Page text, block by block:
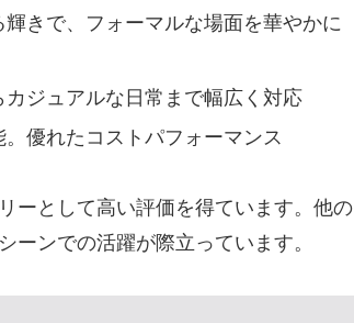
きで、フォーマルな場面を華やかに
ジュアルな日常まで幅広く対応
優れたコストパフォーマンス
ーとして高い評価を得ています。他の
ンでの活躍が際立っています。